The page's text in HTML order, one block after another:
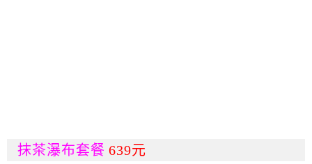
抹茶瀑布套餐639元